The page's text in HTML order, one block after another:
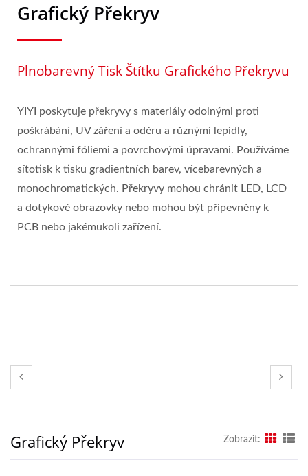
Grafický Překryv
Plnobarevný Tisk Štítku Grafického Překryvu
YIYI poskytuje překryvy s materiály odolnými proti
poškrábání, UV záření a oděru a různými lepidly,
ochrannými fóliemi a povrchovými úpravami. Používáme
sítotisk k tisku gradientních barev, vícebarevných a
monochromatických. Překryvy mohou chránit LED, LCD
a dotykové obrazovky nebo mohou být připevněny k
PCB nebo jakémukoli zařízení.
Grafický Překryv Zobrazit: